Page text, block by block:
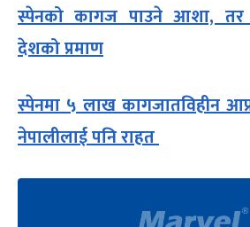
स्पेनको कागज पाउने आशा,
देशको प्रमाण
स्पेनमा ५ लाख कागजातविहीन
नेपालीलाई पनि राहत